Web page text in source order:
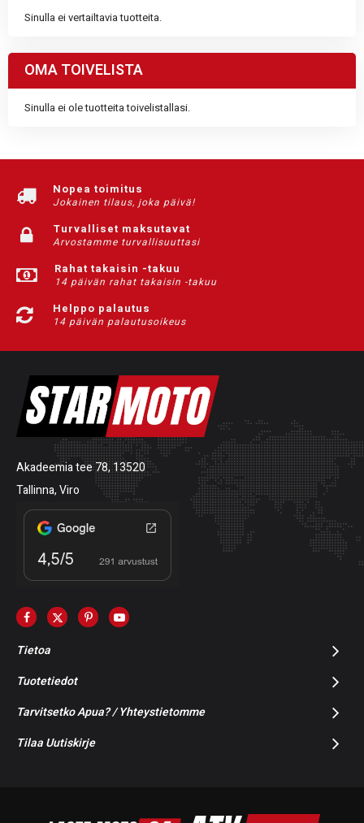
Sinulla ei vertailtavia tuotteita.
OMA TOIVELISTA
Sinulla ei ole tuotteita toivelistallasi.
Nopea toimitus
Jokainen tilaus, joka päivä!
Turvalliset maksutavat
Arvostamme turvallisuuttasi
Rahat takaisin -takuu
14 päivän rahat takaisin -takuu
Helppo palautus
14 päivän palautusoikeus
Akadeemia tee 78, 13520
Tallinna, Viro
Tietoa
Tuotetiedot
Tarvitsetko Apua? / Yhteystietomme
Tilaa Uutiskirje